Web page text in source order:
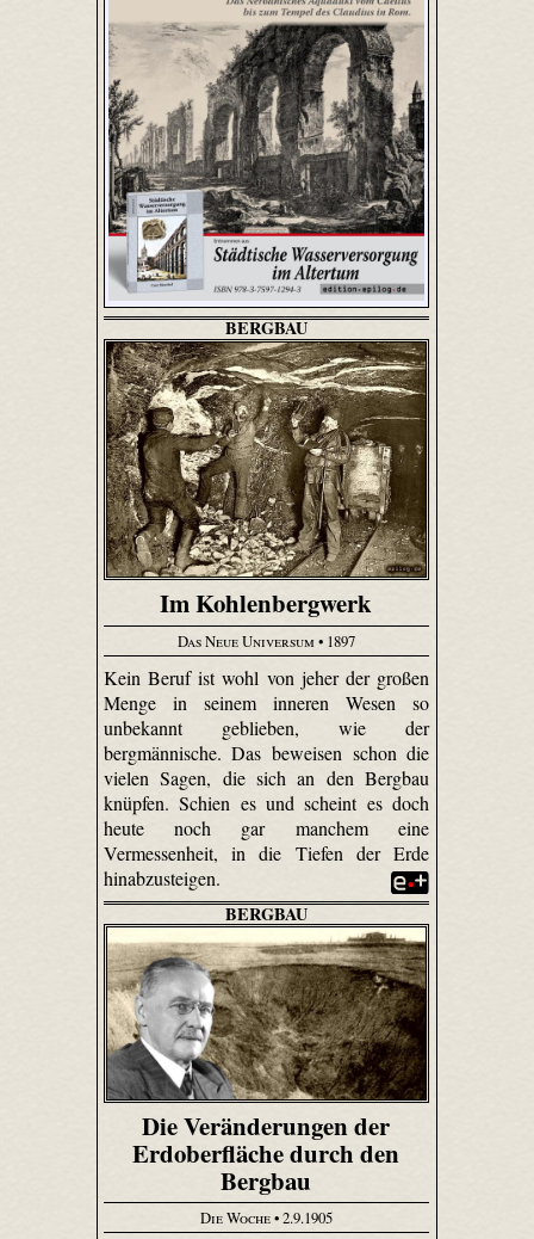
BERGBAU
Im Kohlenbergwerk
Das Neue Universum• 1897
Kein Beruf ist wohl von jeher der großen
Menge in seinem inneren Wesen so
unbekannt geblieben, wie der
bergmännische. Das beweisen schon die
vielen Sagen, die sich an den Bergbau
knüpfen. Schien es und scheint es doch
heute noch gar manchem eine
Vermessenheit, in die Tiefen der Erde
hinabzusteigen.
BERGBAU
Die Veränderungen der
Erdoberfläche durch den
Bergbau
Die Woche• 2.9.1905